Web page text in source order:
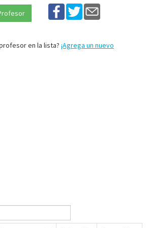
en la lista? ¡Agrega un nuevo